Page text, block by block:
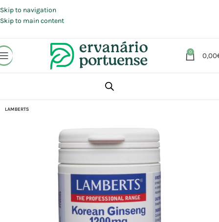
Skip to navigation
Skip to main content
0 0,00
Suplementos alimentares
LAMBERTS